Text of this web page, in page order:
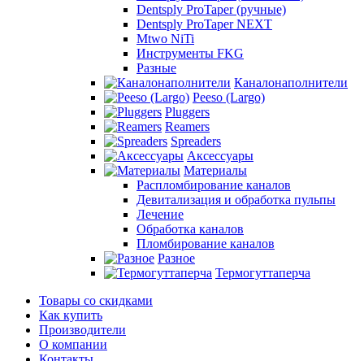
Dentsply ProTaper (ручные)
Dentsply ProTaper NEXT
Mtwo NiTi
Инструменты FKG
Разные
Каналонаполнители
Peeso (Largo)
Pluggers
Reamers
Spreaders
Аксессуары
Материалы
Распломбирование каналов
Девитализация и обработка пульпы
Лечение
Обработка каналов
Пломбирование каналов
Разное
Термогуттаперча
Товары со скидками
Как купить
Производители
О компании